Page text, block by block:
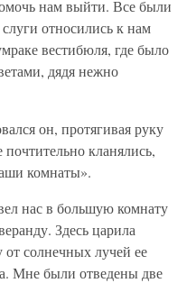
нам выйти. Все были
относились к нам
вестибюля, где было
дядя нежно
он, протягивая руку
кланялись,
комнаты».
нас в большую комнату
Здесь царила
от солнечных лучей ее
Мне были отведены две